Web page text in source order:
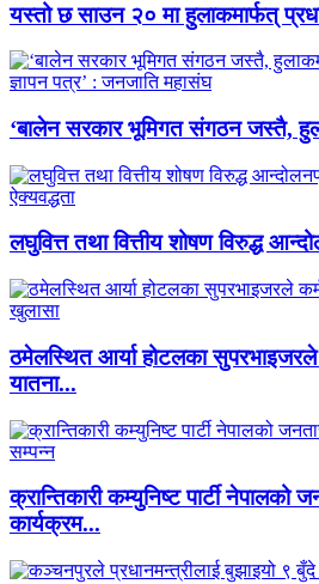
यस्तो छ साउन २० मा हुलाकमार्फत्
‘बालेन सरकार भूमिगत संगठन जस्तै,
लघुवित्त तथा वित्तीय शोषण विरुद्ध
ठमेलस्थित आर्या होटलका सुपरभाइजरले
यातना...
क्रान्तिकारी कम्युनिष्ट पार्टी नेपालको
कार्यक्रम...